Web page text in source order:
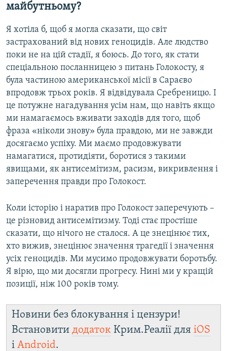
майбутньому?
Я хотіла б, щоб я могла сказати, що світ
застрахований від нових геноцидів. Але людство
поки не на цій стадії, я боюсь. До того, як стати
спеціальною посланницею з питань Голокосту, я
була частиною американської місії в Сараєво
впродовж трьох років. Я відвідувала Сребреницю. І
це потужне нагадування усім нам, що навіть якщо
ми намагаємось вживати заходів для того, щоб
фраза «ніколи знову» була правдою, ми не завжди
досягаємо успіху. Ми маємо продовжувати
намагатися, протидіяти, боротися з такими
явищами, як антисемітизм, расизм, викривлення і
заперечення правди про Голокост.
Коли історію і наратив про Голокост заперечують –
це різновид антисемітизму. Тоді стає простіше
сказати, що нічого не сталося. А це знецінює тих,
хто вижив, знецінює значення трагедії і значення
усіх геноцидів. Ми мусимо продовжувати боротьбу.
Я вірю, що ми досягли прогресу. Нині ми у кращій
позиції, ніж 100 років тому.
Новини без блокування і цензури!
Встановити додаток Крим.Реалії для iOS
і Android.